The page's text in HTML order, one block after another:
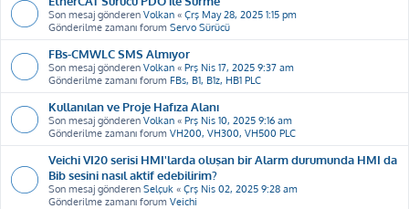
Son mesaj gönderen Volkan « Çrş May 28, 2025 1:15 pm
Gönderilme zamanı forum Servo Sürücü
FBs-CMWLC SMS Almıyor
Son mesaj gönderen Volkan « Prş Nis 17, 2025 9:37 am
Gönderilme zamanı forum FBs, B1, B1z, HB1 PLC
Kullanılan ve Proje Hafıza Alanı
Son mesaj gönderen Volkan « Prş Nis 10, 2025 9:16 am
Gönderilme zamanı forum VH200, VH300, VH500 PLC
Veichi VI20 serisi HMI'larda oluşan bir Alarm durumunda HMI da
Bib sesini nasıl aktif edebilirim?
Son mesaj gönderen Selçuk « Çrş Nis 02, 2025 9:28 am
Gönderilme zamanı forum Veichi